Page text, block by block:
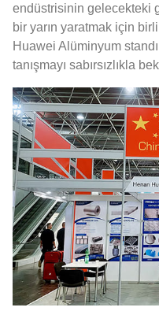
endüstrisinin gelecekteki
bir yarın yaratmak için
Huawei Alüminyum
tanışmayı sabırsızlıkla